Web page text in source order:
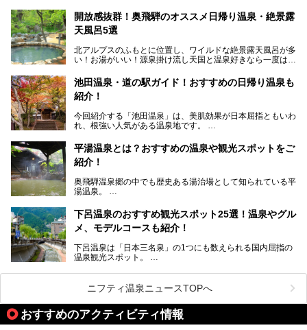
濁り湯で、地産地消にこだわった食事も定評があります。
そして大浴場は日帰り入浴もできるんですよ。泊まりでも日
岐阜の手仕事に触れる旅とともに楽しんでみてはいかがでし
ょう！
───
提供元：岐阜県【PR】
この記事は岐阜県のPR記事です。
開放感抜群！奥飛騨のオススメ日帰り温泉・絶景露
天風呂5選
北アルプスのふもとに位置し、ワイルドな絶景露天風呂が多
い！お湯がいい！源泉掛け流し天国と温泉好きなら一度は行
「平湯温泉」「福地温泉」「新平湯温泉」「栃尾温泉」「新
穂高温泉」と5つの温泉地を総称して奥飛騨温泉郷と呼びま
風呂を5ヶ所ご紹介したいと思います。いずれも素晴らしい
温泉ですよ！
池田温泉・道の駅ガイド！おすすめの日帰り温泉も
紹介！
今回紹介する「池田温泉」は、美肌効果が日本屈指ともいわ
れ、根強い人気がある温泉地です。
温泉旅として利用することができます。
池田温泉には道の駅があるなど、温泉、観光、買い物と、さ
そんな池田温泉の魅力を詳しく紹介していきます！
平湯温泉とは？おすすめの温泉や観光スポットをご
紹介！
奥飛騨温泉郷の中でも歴史ある湯治場として知られている平
湯温泉。
らの利用客も増え、ますます賑わいを見せています。そこで
今回は、平湯温泉の観光スポットとおすすめの温泉施設を紹
介します。気になる温泉をぜひチェックしてみてください。
下呂温泉のおすすめ観光スポット25選！温泉やグル
メ、モデルコースも紹介！
下呂温泉は「日本三名泉」の1つにも数えられる国内屈指の
温泉観光スポット。
のグルメを楽しんだり、周辺にある名所にも足を伸ばしたり
したいもの。
本記事では、下呂温泉エリアにあるおすすめの観光スポット
をご紹介するとともに散策する際のモデルコースもご提案。
下呂温泉観光をたっぷりとガイドします！
ニフティ温泉ニュースTOPへ
おすすめのアクティビティ情報